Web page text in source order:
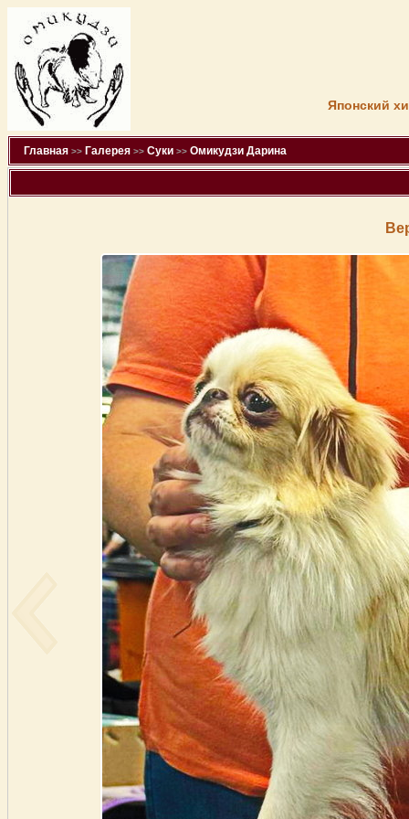
Японский
Главная >> Галерея >> Суки >> Омикудзи Дарина